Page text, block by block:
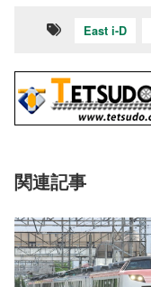
East i-D
関連記事